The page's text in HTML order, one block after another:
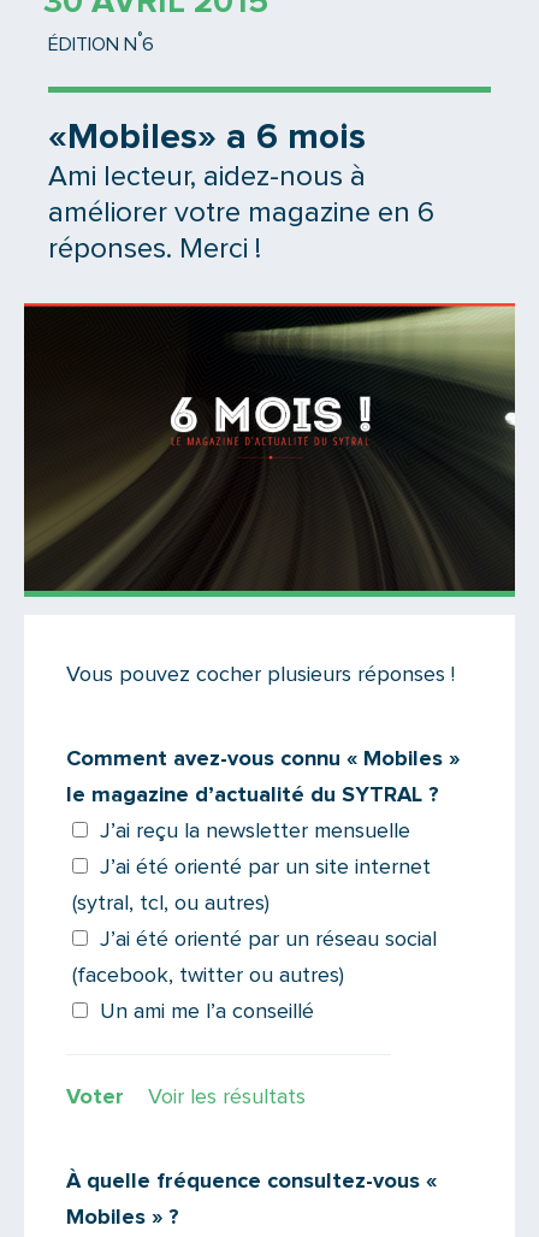
ÉDITION N °6
«Mobiles» a 6 mois
Ami lecteur, aidez-nous à
améliorer votre magazine en 6
réponses. Merci !
Vous pouvez cocher plusieurs réponses !
Comment avez-vous connu « Mobiles »
le magazine d’actualité du SYTRAL ?
J’ai reçu la newsletter mensuelle
J’ai été orienté par un site internet
(sytral, tcl, ou autres)
J’ai été orienté par un réseau social
(facebook, twitter ou autres)
Un ami me l’a conseillé
Voir les résultats
À quelle fréquence consultez-vous «
Mobiles » ?